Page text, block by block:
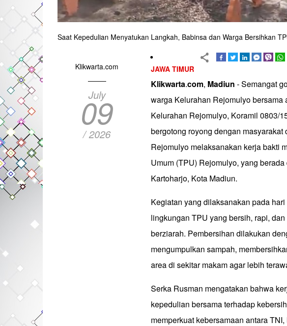
Saat Kepedulian Menyatukan Langkah, Babinsa dan Warga Bersihkan
Klikwarta.com
July
09
/ 2026
JAWA TIMUR
Klikwarta.com, Madiun - Semangat
warga Kelurahan Rejomulyo
Kelurahan Rejomulyo, Koramil 0803/
bergotong royong dengan
Rejomulyo melaksanakan kerja bakti
Umum (TPU) Rejomulyo, yang
Kartoharjo, Kota Madiun.
Kegiatan yang dilaksanakan pada
lingkungan TPU yang bersih, rapi,
berziarah. Pembersihan dilakukan
mengumpulkan sampah,
area di sekitar makam agar lebih
Serka Rusman mengatakan bahwa
kepedulian bersama terhadap
memperkuat kebersamaan antara